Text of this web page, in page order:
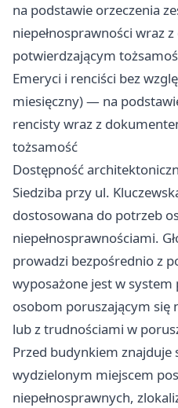
na podstawie orzeczenia
niepełnosprawności wraz
potwierdzającym
Emeryci i renciści bez
miesięczny) — na
rencisty wraz z
tożsamość
Dostępność
Siedziba przy ul.
dostosowana do potrzeb
niepełnosprawnościami.
prowadzi bezpośrednio z
wyposażone jest w system
osobom poruszającym się
lub z trudnościami w
Przed budynkiem znajduje
wydzielonym miejscem
niepełnosprawnych,